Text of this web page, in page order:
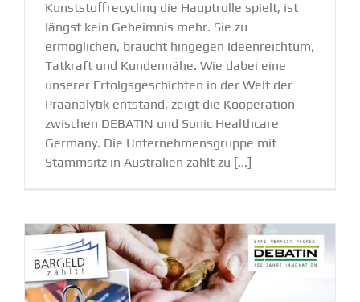
Kunststoffrecycling die Hauptrolle spielt, ist
längst kein Geheimnis mehr. Sie zu
ermöglichen, braucht hingegen Ideenreichtum,
Tatkraft und Kundennähe. Wie dabei eine
unserer Erfolgsgeschichten in der Welt der
Präanalytik entstand, zeigt die Kooperation
zwischen DEBATIN und Sonic Healthcare
Germany. Die Unternehmensgruppe mit
Stammsitz in Australien zählt zu [...]